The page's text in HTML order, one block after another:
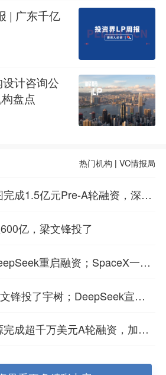
| 广东千亿
计咨询公
盘点
热门机构 |VC情报局
成1.5亿元Pre-A轮融资，深耕i
亿，梁文锋投了
重启融资；SpaceX一夜
锋投了宇树；DeepSeek宣布
成超千万美元A轮融资，加速